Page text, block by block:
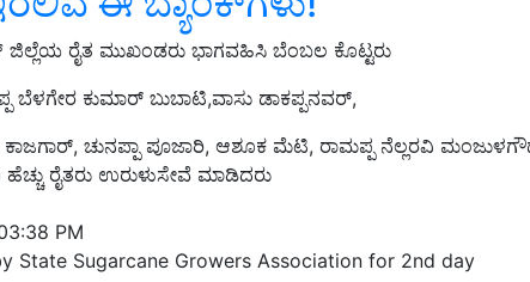
ರೈತ ಮುಖಂಡರು ಭಾಗವಹಿಸಿ ಬೆಂಬಲ ಕೊಟ್ಟರು
ಬೆಳಗೇರ ಕುಮಾರ್ ಬುಬಾಟಿ,ವಾಸು ಡಾಕಪ್ಪನವರ್,
ಚುನಪ್ಪಾ ಪೂಜಾರಿ, ಆಶೂಕ ಮೆಟಿ, ರಾಮಪ್ಪ ನೆಲ್ಲರವಿ ಮಂಜುಳಗೌಡ
ರೈತರು ಉರುಳುಸೇವೆ ಮಾಡಿದರು
State Sugarcane Growers Association for 2nd day